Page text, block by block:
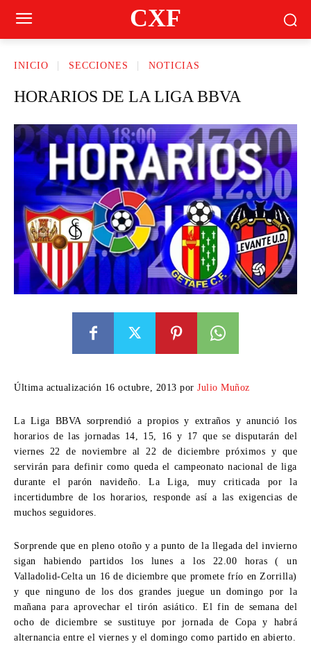
CXF
INICIO SECCIONES NOTICIAS
HORARIOS DE LA LIGA BBVA
Última actualización 16 octubre, 2013 por Julio Muñoz
La Liga BBVA sorprendió a propios y extraños y anunció los
horarios de las jornadas 14, 15, 16 y 17 que se disputarán del
viernes 22 de noviembre al 22 de diciembre próximos y que
servirán para definir como queda el campeonato nacional de liga
durante el parón navideño. La Liga, muy criticada por la
incertidumbre de los horarios, responde así a las exigencias de
muchos seguidores.
Sorprende que en pleno otoño y a punto de la llegada del invierno
sigan habiendo partidos los lunes a los 22.00 horas ( un
Valladolid-Celta un 16 de diciembre que promete frío en Zorrilla)
y que ninguno de los dos grandes juegue un domingo por la
mañana para aprovechar el tirón asiático. El fin de semana del
ocho de diciembre se sustituye por jornada de Copa y habrá
alternancia entre el viernes y el domingo como partido en abierto.